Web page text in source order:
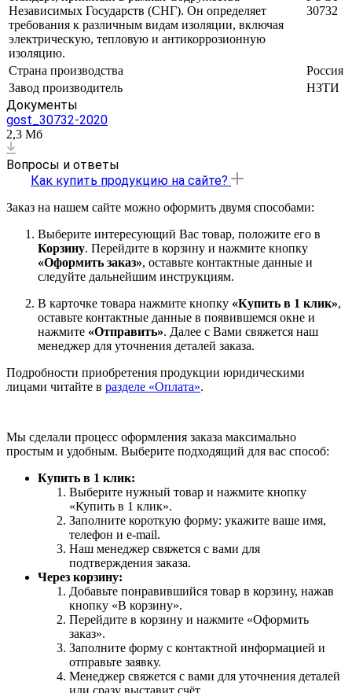
Независимых Государств (СНГ). Он определяет
требования к различным видам изоляции, включая
электрическую, тепловую и антикоррозионную
изоляцию.
30732
Страна производства
Россия
Завод производитель
НЗТИ
Документы
gost_30732-2020
2,3 Мб
Вопросы и ответы
Как купить продукцию на сайте?
Заказ на нашем сайте можно оформить двумя способами:
Выберите интересующий Вас товар, положите его в
Корзину. Перейдите в корзину и нажмите кнопку
«Оформить заказ», оставьте контактные данные и
следуйте дальнейшим инструкциям.
В карточке товара нажмите кнопку «Купить в 1 клик»,
оставьте контактные данные в появившемся окне и
нажмите «Отправить». Далее с Вами свяжется наш
менеджер для уточнения деталей заказа.
Подробности приобретения продукции юридическими
лицами читайте в разделе «Оплата».
Мы сделали процесс оформления заказа максимально
простым и удобным. Выберите подходящий для вас способ:
Купить в 1 клик:
Выберите нужный товар и нажмите кнопку
«Купить в 1 клик».
Заполните короткую форму: укажите ваше имя,
телефон и e-mail.
Наш менеджер свяжется с вами для
подтверждения заказа.
Через корзину:
Добавьте понравившийся товар в корзину, нажав
кнопку «В корзину».
Перейдите в корзину и нажмите «Оформить
заказ».
Заполните форму с контактной информацией и
отправьте заявку.
Менеджер свяжется с вами для уточнения деталей
или сразу выставит счёт.